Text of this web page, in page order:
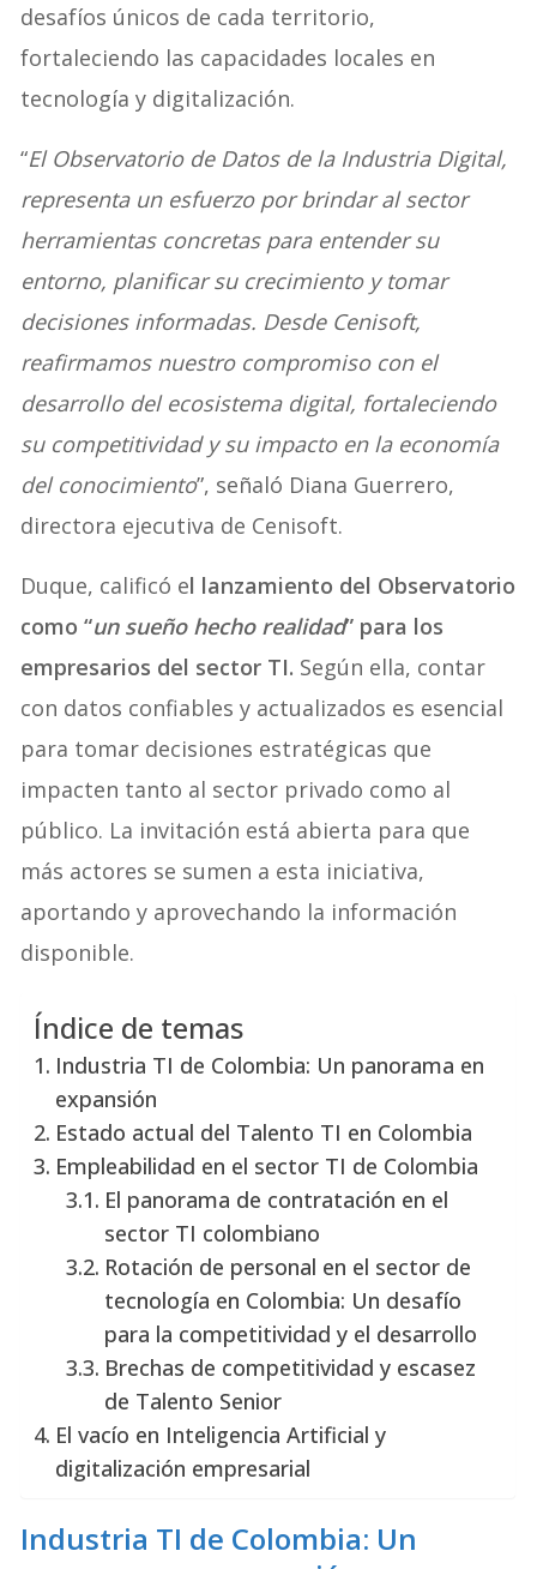
desafíos únicos de cada territorio,
fortaleciendo las capacidades locales en
tecnología y digitalización.
“El Observatorio de Datos de la Industria Digital,
representa un esfuerzo por brindar al sector
herramientas concretas para entender su
entorno, planificar su crecimiento y tomar
decisiones informadas. Desde Cenisoft,
reafirmamos nuestro compromiso con el
desarrollo del ecosistema digital, fortaleciendo
su competitividad y su impacto en la economía
del conocimiento”, señaló Diana Guerrero,
directora ejecutiva de Cenisoft.
Duque, calificó el lanzamiento del Observatorio
como “un sueño hecho realidad” para los
empresarios del sector TI. Según ella, contar
con datos confiables y actualizados es esencial
para tomar decisiones estratégicas que
impacten tanto al sector privado como al
público. La invitación está abierta para que
más actores se sumen a esta iniciativa,
aportando y aprovechando la información
disponible.
Índice de temas
Industria TI de Colombia: Un panorama en
expansión
Estado actual del Talento TI en Colombia
Empleabilidad en el sector TI de Colombia
El panorama de contratación en el
sector TI colombiano
Rotación de personal en el sector de
tecnología en Colombia: Un desafío
para la competitividad y el desarrollo
Brechas de competitividad y escasez
de Talento Senior
El vacío en Inteligencia Artificial y
digitalización empresarial
Industria TI de Colombia: Un